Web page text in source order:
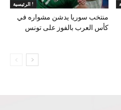
الرئيسية !
منتخب سوريا يدشن مشواره في
كأس العرب بالفوز على تونس